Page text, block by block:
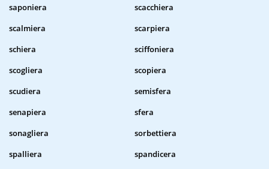
saponiera
scacchiera
scalmiera
scarpiera
schiera
sciffoniera
scogliera
scopiera
scudiera
semisfera
senapiera
sfera
sonagliera
sorbettiera
spalliera
spandicera